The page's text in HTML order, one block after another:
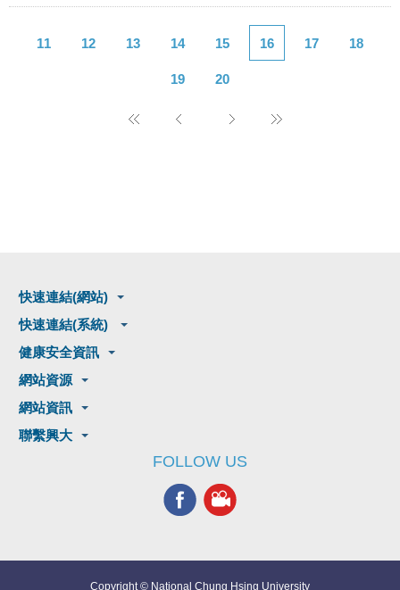
11 12 13 14 15 16 17 18
19 20
快速連結(網站)
快速連結(系統)
健康安全資訊
網站資源
網站資訊
聯繫興大
FOLLOW US
Copyright © National Chung Hsing University